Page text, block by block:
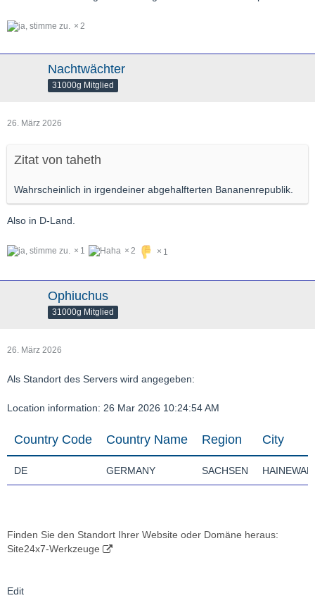
2
Nachtwächter
31000g Mitglied
26. März 2026
Zitat von taheth
Wahrscheinlich in irgendeiner abgehalfterten Bananenrepublik.
Also in D-Land.
1 2 1
Ophiuchus
31000g Mitglied
26. März 2026
Als Standort des Servers wird angegeben:
Location information: 26 Mar 2026 10:24:54 AM
Country Code Country Name Region City
DE GERMANY SACHSEN
Finden Sie den Standort Ihrer Website oder Domäne heraus:
Site24x7-Werkzeuge
Edit